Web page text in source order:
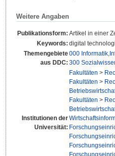
Weitere Angaben
Publikationsform: Artikel in einer
Keywords: digital
Themengebiete
aus DDC:
000
300
Institutionen der
Universität:
Fakultäten >
Fakultäten >
Fakultäten >